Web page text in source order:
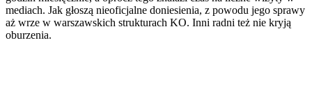
mediach. Jak głoszą nieoficjalne doniesienia, z powodu jego sprawy
aż wrze w warszawskich strukturach KO. Inni radni też nie kryją
oburzenia.